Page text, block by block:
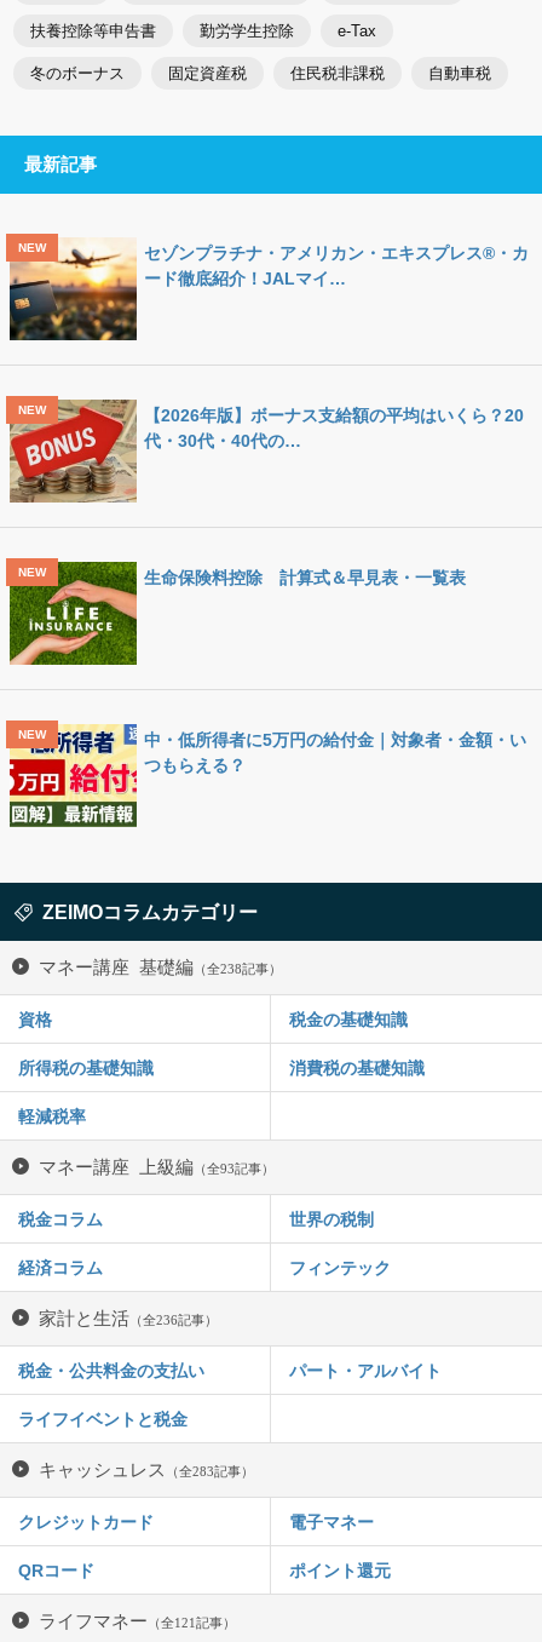
扶養控除等申告書 勤労学生控除 e-Tax
冬のボーナス 固定資産税 住民税非課税 自動車税
最新記事
セゾンプラチナ・アメリカン・エキスプレス®・カ
ード徹底紹介！JALマイ…
【2026年版】ボーナス支給額の平均はいくら？20
代・30代・40代の…
生命保険料控除 計算式＆早見表・一覧表
中・低所得者に5万円の給付金｜対象者・金額・い
つもらえる？
ZEIMOコラムカテゴリー
マネー講座 基礎編 （全238記事）
資格 税金の基礎知識
所得税の基礎知識 消費税の基礎知識
軽減税率
マネー講座 上級編 （全93記事）
税金コラム 世界の税制
経済コラム フィンテック
家計と生活 （全236記事）
税金・公共料金の支払い パート・アルバイト
ライフイベントと税金
キャッシュレス （全283記事）
クレジットカード 電子マネー
QRコード ポイント還元
ライフマネー （全121記事）